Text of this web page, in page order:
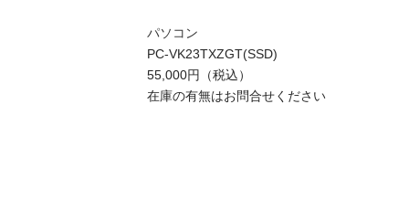
パソコン
PC-VK23TXZGT(SSD)
55,000円（税込）
在庫の有無はお問合せください